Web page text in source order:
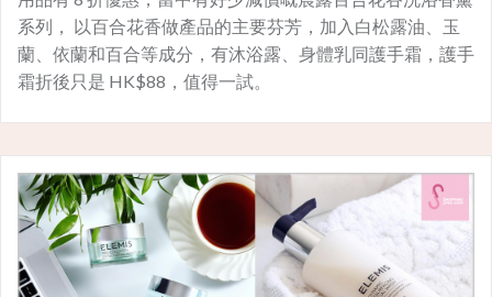
系列， 以百合花香做產品的主要芬芳，加入白松露油、玉
蘭、依蘭和百合等成分，有沐浴露、身體乳同護手霜，護手
霜折後只是 HK$88，值得一試。